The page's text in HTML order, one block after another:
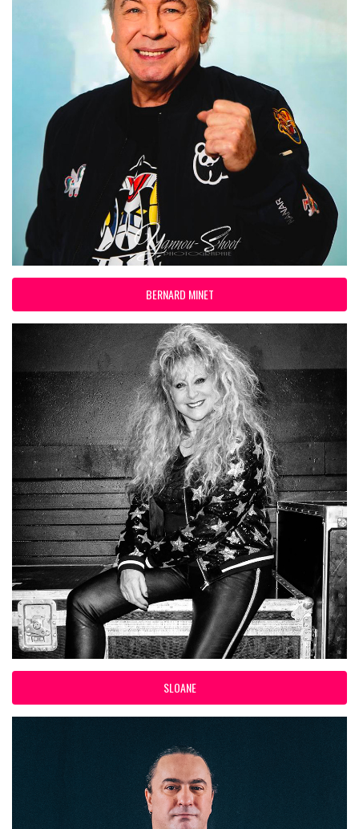
BERNARD MINET
SLOANE